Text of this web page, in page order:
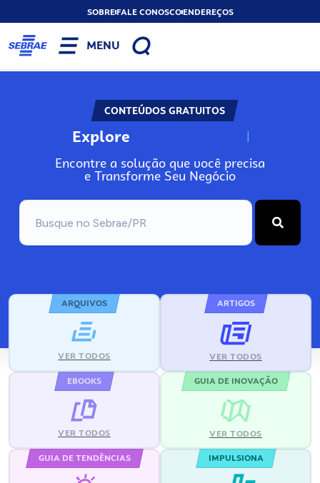
SOBREFALE CONOSCOENDEREÇOS
MENU
CONTEÚDOS GRATUITOS
Explore N
Encontre a solução que você precisa
e Transforme Seu Negócio
ARQUIVOS
VER TODOS
ARTIGOS
VER TODOS
EBOOKS
VER TODOS
GUIA DE INOVAÇÃO
VER TODOS
GUIA DE TENDÊNCIAS IMPULSIONA